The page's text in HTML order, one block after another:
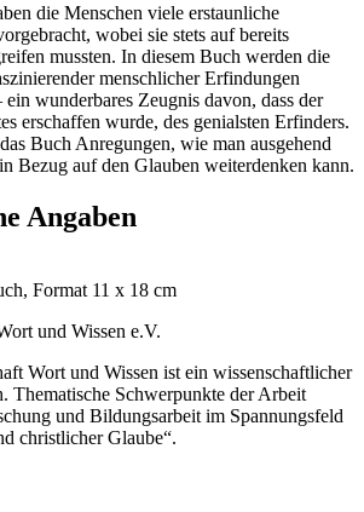
die Menschen viele erstaunliche
wobei sie stets auf bereits
mussten. In diesem Buch werden die
menschlicher Erfindungen
wunderbares Zeugnis davon, dass der
erschaffen wurde, des genialsten Erfinders.
Buch Anregungen, wie man ausgehend
Bezug auf den Glauben weiterdenken kann.
Angaben
Format 11 x 18 cm
und Wissen e.V.
Wort und Wissen ist ein wissenschaftlicher
Thematische Schwerpunkte der Arbeit
und Bildungsarbeit im Spannungsfeld
christlicher Glaube“.